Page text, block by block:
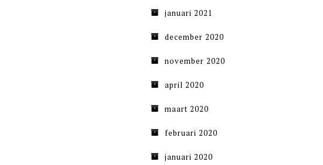
januari 2021
december 2020
november 2020
april 2020
maart 2020
februari 2020
januari 2020